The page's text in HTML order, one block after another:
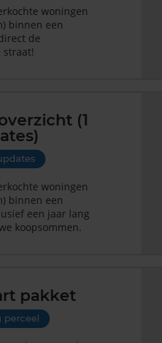
woningen
binnen een
de
straat!
(1
woningen
binnen een
een jaar lang
koopsommen.
pakket
perceel